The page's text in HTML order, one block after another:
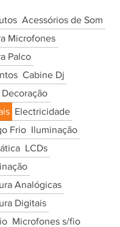
Acessórios de Som
Microfones
Palco
Cabine Dj
Decoração
Electricidade
Frio Iluminação
LCDs
Analógicas
Digitais
Microfones s/fio